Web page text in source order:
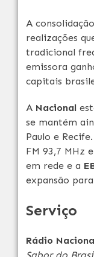
A
realizações
tradicional
emissora
capitais
A Nacional
se mantém
Paulo e
FM 93,7 MHz
em rede e a
expansão
Serviço
Rádio